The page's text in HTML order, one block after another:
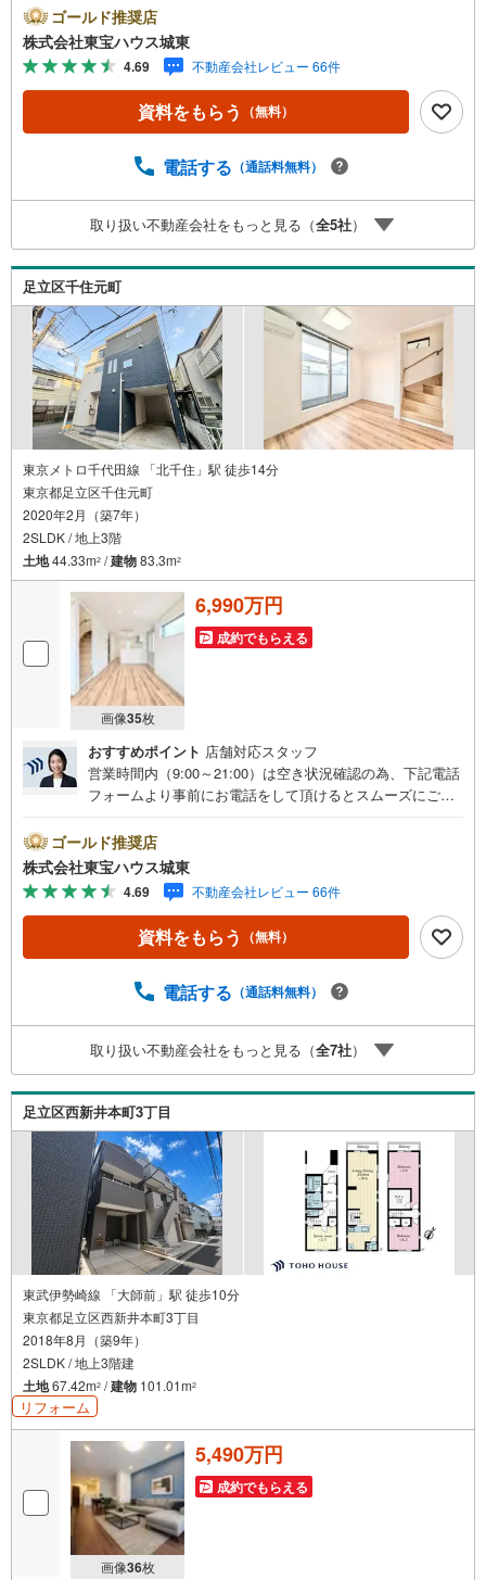
カレンダーの作成▽ご購入後もお客様の人生のパートナー
として暮らしの「安心」を守り続けます。【Yahoo！ 不動
産キャンペーン対象店舗】当店で物件を成約するとPayPay
ボーナスライトがもらえる「Yahoo！ 不動産 物件ご成約キ
ャンペーン」の対象になります。「資料をもらう」「見学
予約をする」ボタンからお問い合わせください。※必ずYah
スライトは出金と譲渡はできません。ご案内・詳細な資料
時受け付けております！■頭金0円からのご購入可能です■
（諸費用もOK）お気軽にお問い合わせください。
ゴールド推奨店
株式会社東宝ハウス城東
4.69 不動産会社レビュー 66件
資料をもらう （無料）
電話する （通話料無料）
取り扱い不動産会社をもっと見る（全5社）
足立区千住元町
東京メトロ千代田線 「北千住」駅 徒歩14分
東京都足立区千住元町
2020年2月（築7年）
2SLDK / 地上3階
土地44.33m2 /建物83.3m2
画像35枚
6,990万円
成約でもらえる
おすすめポイント 店舗対応スタッフ
営業時間内（9:00～21:00）は空き状況確認の為、下記電話
フォームより事前にお電話をして頂けるとスムーズにご案
カレンダーの作成▽ご購入後もお客様の人生のパートナー
として暮らしの「安心」を守り続けます。【Yahoo！ 不動
産キャンペーン対象店舗】当店で物件を成約するとPayPay
ボーナスライトがもらえる「Yahoo！ 不動産 物件ご成約キ
ャンペーン」の対象になります。「資料をもらう」「見学
予約をする」ボタンからお問い合わせください。※必ずYah
スライトは出金と譲渡はできません。ご案内・詳細な資料
時受け付けております！■頭金0円からのご購入可能です■
（諸費用もOK）お気軽にお問い合わせください。
ゴールド推奨店
株式会社東宝ハウス城東
4.69 不動産会社レビュー 66件
資料をもらう （無料）
電話する （通話料無料）
取り扱い不動産会社をもっと見る（全7社）
足立区西新井本町3丁目
東武伊勢崎線 「大師前」駅 徒歩10分
東京都足立区西新井本町3丁目
2018年8月（築9年）
2SLDK / 地上3階建
土地67.42m2 /建物 101.01m2
リフォーム
画像36枚
5,490万円
成約でもらえる